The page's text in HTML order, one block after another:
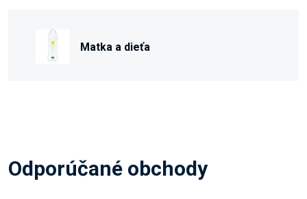
Matka a dieťa
Odporúčané obchody